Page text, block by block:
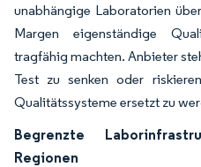
unabhängige Laboratorien
Margen eigenständige
tragfähig machten. Anbieter
Test zu senken oder
Qualitätssysteme ersetzt zu
Begrenzte
Regionen